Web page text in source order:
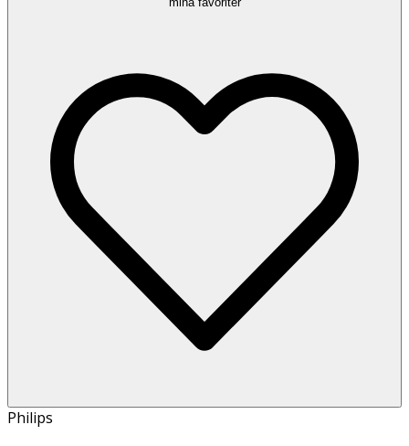
Philips